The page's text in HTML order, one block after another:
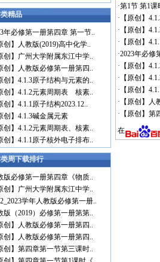
精品
年必修第一册第四章 第一节..
创】人教版(2019)高中化学..
创】广州大学附属东江中学..
创】人教版必修第一册第四..
创】4.1.3原子结构与元素的..
创】4.1.2元素周期表 核素..
创】4.1.1原子结构2023.12..
创】4.1.3碱金属元素
创】4.1.2元素周期表、核素..
创】4.1.1原子核外电子排布..
周下载排行
版必修第一册第四章《物质..
创】广州大学附属东江中学..
学年人教版必修第一册..
版（2019）必修第一册第第..
创】人教版必修第一册第四..
创】人教版必修第一册第四..
创】第四章第一节第三课时..
·第1节 第1课
· 【原创】
· 【原创】
· 【原创】
·2023年必修
· 【原创】
· 【原创】
· 【原创】
· 【原创】
· 【原创】
在